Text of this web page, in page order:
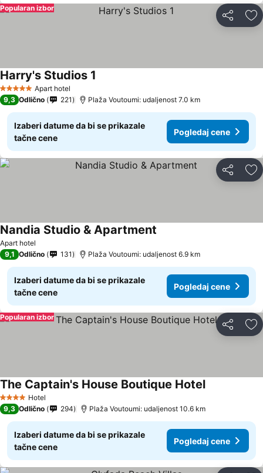
Deli
Popularan izbor
5 ZvezdiceApart hotel
Harry's Studios 1
9,3 Odlično 221 Plaža Voutoumi: udaljenost 7.0 km
Izaberi datume da bi se prikazale
tačne cene
Pogledaj cene
Deli
Apart hotel
Nandia Studio & Apartment
9,1 Odlično 131 Plaža Voutoumi: udaljenost 6.9 km
Izaberi datume da bi se prikazale
tačne cene
Pogledaj cene
Deli
Popularan izbor
4 ZvezdiceHotel
The Captain's House Boutique HotelPogledaj
9,3 Odlično 294 Plaža Voutoumi: udaljenost 10.6 km
Izaberi datume da bi se prikazale
tačne cene
Pogledaj cene